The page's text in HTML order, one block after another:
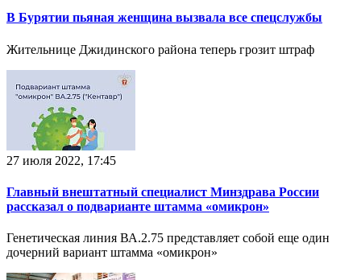
В Бурятии пьяная женщина вызвала все спецслужбы
Жительнице Джидинского района теперь грозит штраф
27 июля 2022, 17:45
Главный внештатный специалист Минздрава России
рассказал о подварианте штамма «омикрон»
Генетическая линия ВА.2.75 представляет собой еще оди​н
дочерний вариант штамма «омикрон»